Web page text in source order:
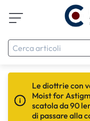
Le diottrie con
Moist for
scatola da 90
di passare alla